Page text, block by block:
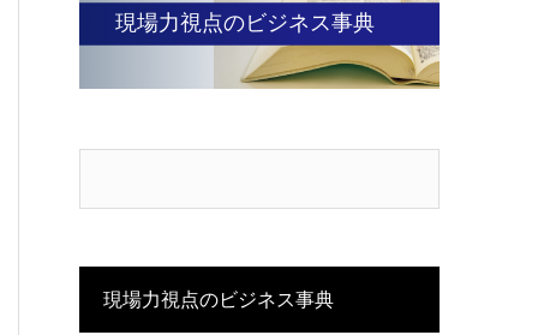
現場力視点のビジネス事典
現場力視点のビジネス事典